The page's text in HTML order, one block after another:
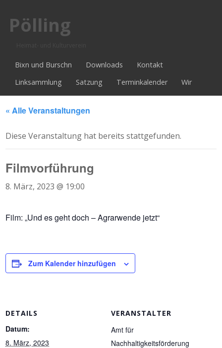
Pölling
Bixn und Burschn Downloads
Kontakt
Linksammlung
Satzung Terminkalender Wir
« Alle Veranstaltungen
Diese Veranstaltung hat bereits stattgefunden.
Filmvorführung
8. März, 2023 @ 19:00
Film: „Und es geht doch – Agrarwende jetzt“
Zum Kalender hinzufügen
DETAILS
Datum:
8. März, 2023
VERANSTALTER
Amt für
Nachhaltigkeitsförderung